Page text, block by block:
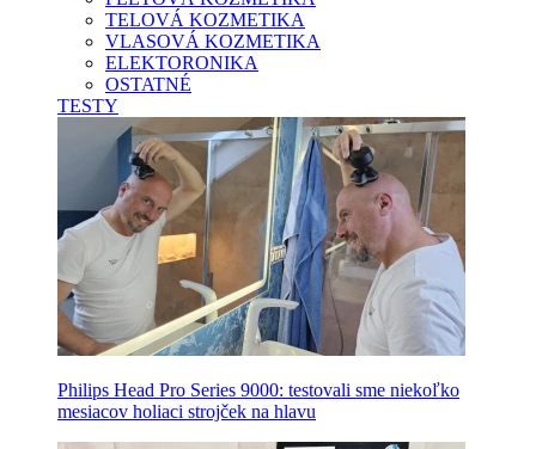
TELOVÁ KOZMETIKA
VLASOVÁ KOZMETIKA
ELEKTORONIKA
OSTATNÉ
TESTY
Philips Head Pro Series 9000: testovali sme niekoľko
mesiacov holiaci strojček na hlavu